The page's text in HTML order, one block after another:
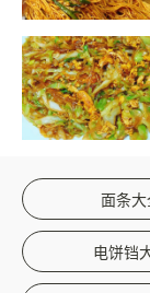
面条大
电饼铛